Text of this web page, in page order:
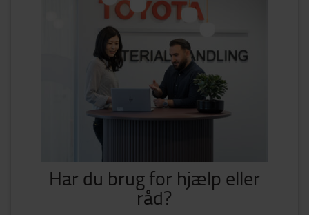
Har du brug for hjælp eller
råd?